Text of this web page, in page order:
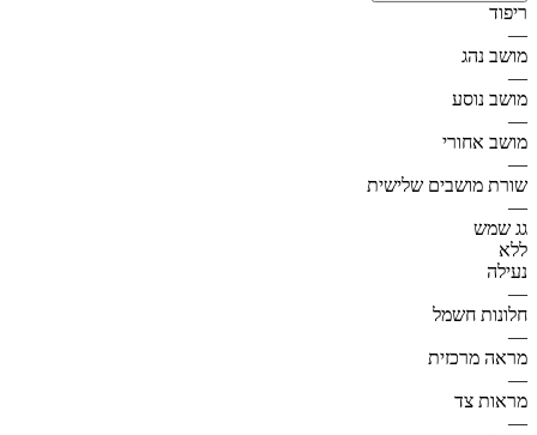
ריפוד
—
מושב נהג
—
מושב נוסע
—
מושב אחורי
—
שורת מושבים שלישית
—
גג שמש
ללא
נעילה
—
חלונות חשמל
—
מראה מרכזית
—
מראות צד
—